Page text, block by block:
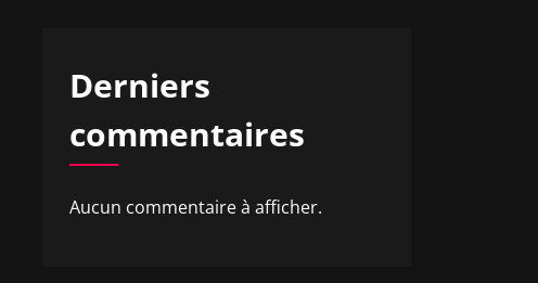
Derniers
commentaires
Aucun commentaire à afficher.